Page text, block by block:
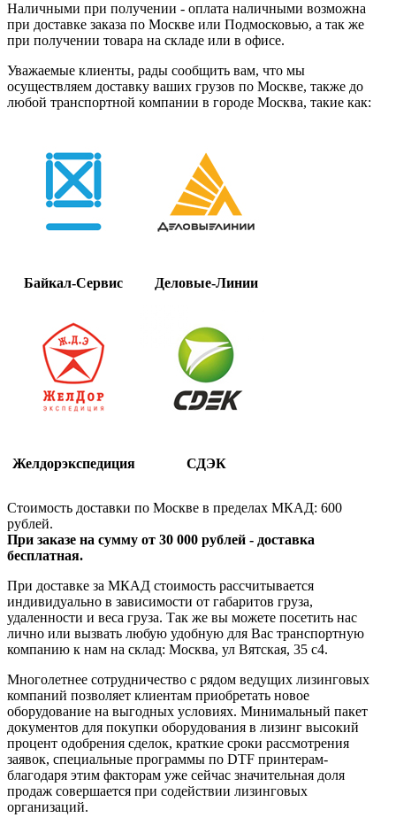
Наличными при получении - оплата наличными возможна
при доставке заказа по Москве или Подмосковью, а так же
при получении товара на складе или в офисе.
Уважаемые клиенты, рады сообщить вам, что мы
осуществляем доставку ваших грузов по Москве, также до
любой транспортной компании в городе Москва, такие как:
Байкал-Сервис Деловые-Линии
Желдорэкспедиция СДЭК
Стоимость доставки по Москве в пределах МКАД: 600
рублей.
При заказе на сумму от 30 000 рублей - доставка
бесплатная.
При доставке за МКАД стоимость рассчитывается
индивидуально в зависимости от габаритов груза,
удаленности и веса груза. Так же вы можете посетить нас
лично или вызвать любую удобную для Вас транспортную
компанию к нам на склад: Москва, ул Вятская, 35 c4.
Многолетнее сотрудничество с рядом ведущих лизинговых
компаний позволяет клиентам приобретать новое
оборудование на выгодных условиях. Минимальный пакет
документов для покупки оборудования в лизинг высокий
процент одобрения сделок, краткие сроки рассмотрения
заявок, специальные программы по DTF принтерам-
благодаря этим факторам уже сейчас значительная доля
продаж совершается при содействии лизинговых
организаций.